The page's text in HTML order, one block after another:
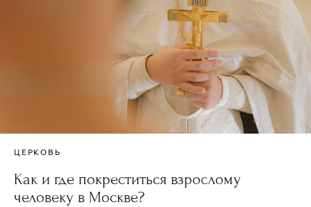
ЦЕРКОВЬ
Как и где покреститься взрослому
человеку в Москве?